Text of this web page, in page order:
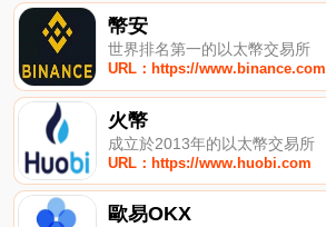
幣安
世界排名第一的以太幣交易所
URL：https://www.binance.com
火幣
成立於2013年的以太幣交易所
URL：https://www.huobi.com
歐易OKX